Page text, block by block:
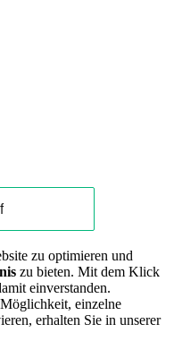
zu optimieren und
zu bieten. Mit dem Klick
einverstanden.
einzelne
erhalten Sie in unserer